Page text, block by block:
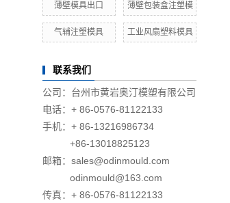
薄壁模具出口 薄壁包装盒注塑模
气辅注塑模具 工业风扇塑料模具
联系我们
公司：台州市黄岩奥汀模塑有限公司
电话：+ 86-0576-81122133
手机：+ 86-13216986734
+86-13018825123
邮箱：sales@odinmould.com
odinmould@163.com
传真：+ 86-0576-81122133